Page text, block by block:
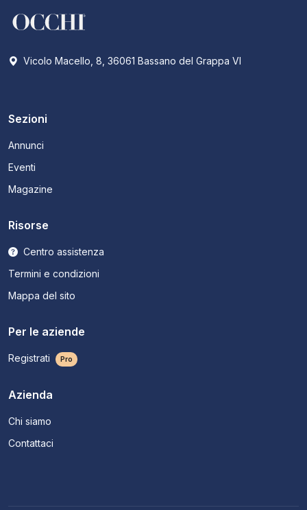
Vicolo Macello, 8, 36061 Bassano del Grappa VI
Sezioni
Annunci
Eventi
Magazine
Risorse
Centro assistenza
Termini e condizioni
Mappa del sito
Per le aziende
Registrati Pro
Azienda
Chi siamo
Contattaci